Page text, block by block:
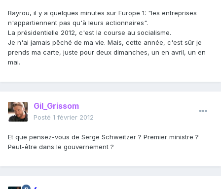
Bayrou, il y a quelques minutes sur Europe 1: "les entreprises
n'appartiennent pas qu'à leurs actionnaires".
La présidentielle 2012, c'est la course au socialisme.
Je n'ai jamais pêché de ma vie. Mais, cette année, c'est sûr je
prends ma carte, juste pour deux dimanches, un en avril, un en
mai.
Gil_Grissom
Posté 1 février 2012
Et que pensez-vous de Serge Schweitzer ? Premier ministre ?
Peut-être dans le gouvernement ?